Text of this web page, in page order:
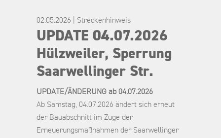
02.05.2026 | Streckenhinweis
UPDATE 04.07.2026
Hülzweiler, Sperrung
Saarwellinger Str.
UPDATE/ÄNDERUNG ab 04.07.2026
Ab Samstag, 04.07.2026 ändert sich erneut
der Bauabschnitt im Zuge der
Erneuerungsmaßnahmen der Saarwellinger